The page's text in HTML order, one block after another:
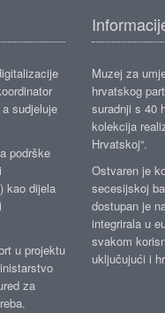
sudjeluje
podrške
kao dijela
u projektu
za
Muzej za
hrvatskog
suradnji s 40
kolekcija
Hrvatskoj“.
Ostvaren je
secesijskoj
dostupan je
integrirala u
svakom
uključujući i